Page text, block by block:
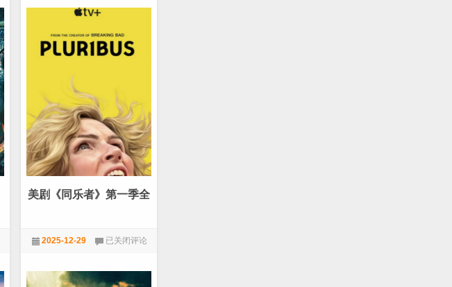
柔
我/
索
(台)》
[BD-
MKV/6G]
[英
语
中
字]
[经
美剧《同乐者》第一季全
2025-12-29
剧
乐
者》
已关闭评论